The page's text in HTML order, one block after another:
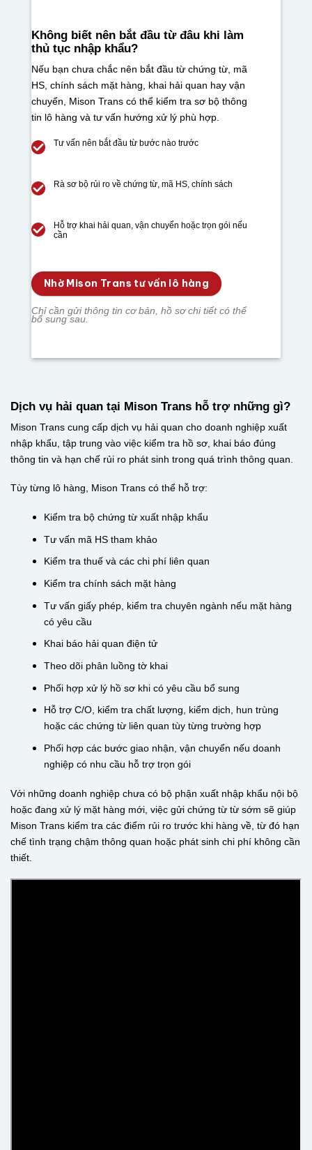
Không biết nên bắt đầu từ đâu khi làm
thủ tục nhập khẩu?
Nếu bạn chưa chắc nên bắt đầu từ chứng từ, mã
HS, chính sách mặt hàng, khai hải quan hay vận
chuyển, Mison Trans có thể kiểm tra sơ bộ thông
tin lô hàng và tư vấn hướng xử lý phù hợp.
Tư vấn nên bắt đầu từ bước nào trước
Rà sơ bộ rủi ro về chứng từ, mã HS, chính sách
Hỗ trợ khai hải quan, vận chuyển hoặc trọn gói nếu
cần
Nhờ Mison Trans tư vấn lô hàng
Chỉ cần gửi thông tin cơ bản, hồ sơ chi tiết có thể
bổ sung sau.
Dịch vụ hải quan tại Mison Trans hỗ trợ những gì?
Mison Trans cung cấp dịch vụ hải quan cho doanh nghiệp xuất
nhập khẩu, tập trung vào việc kiểm tra hồ sơ, khai báo đúng
thông tin và hạn chế rủi ro phát sinh trong quá trình thông quan.
Tùy từng lô hàng, Mison Trans có thể hỗ trợ:
Kiểm tra bộ chứng từ xuất nhập khẩu
Tư vấn mã HS tham khảo
Kiểm tra thuế và các chi phí liên quan
Kiểm tra chính sách mặt hàng
Tư vấn giấy phép, kiểm tra chuyên ngành nếu mặt hàng
có yêu cầu
Khai báo hải quan điện tử
Theo dõi phân luồng tờ khai
Phối hợp xử lý hồ sơ khi có yêu cầu bổ sung
Hỗ trợ C/O, kiểm tra chất lượng, kiểm dịch, hun trùng
hoặc các chứng từ liên quan tùy từng trường hợp
Phối hợp các bước giao nhận, vận chuyển nếu doanh
nghiệp có nhu cầu hỗ trợ trọn gói
Với những doanh nghiệp chưa có bộ phận xuất nhập khẩu nội bộ
hoặc đang xử lý mặt hàng mới, việc gửi chứng từ từ sớm sẽ giúp
Mison Trans kiểm tra các điểm rủi ro trước khi hàng về, từ đó hạn
chế tình trạng chậm thông quan hoặc phát sinh chi phí không cần
thiết.